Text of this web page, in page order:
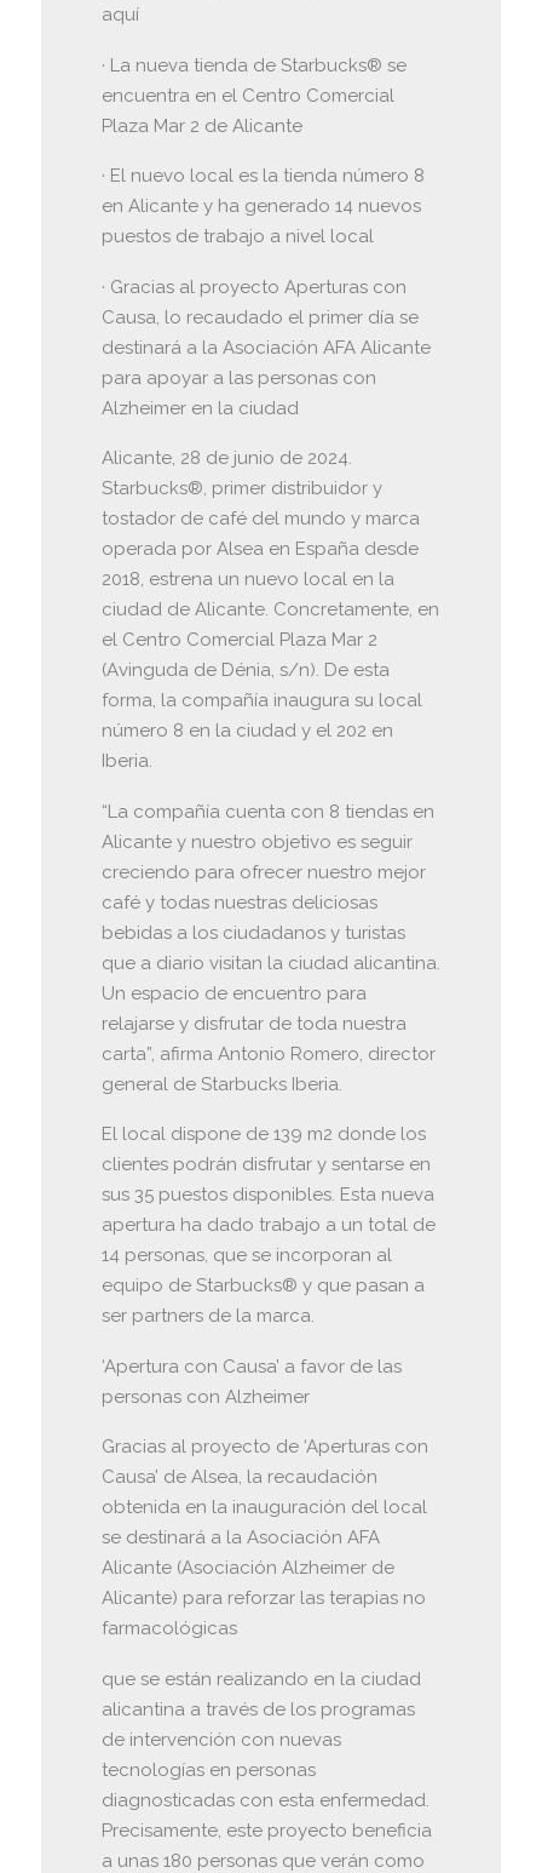
aquí
· La nueva tienda de Starbucks® se
encuentra en el Centro Comercial
Plaza Mar 2 de Alicante
· El nuevo local es la tienda número 8
en Alicante y ha generado 14 nuevos
puestos de trabajo a nivel local
· Gracias al proyecto Aperturas con
Causa, lo recaudado el primer día se
destinará a la Asociación AFA Alicante
para apoyar a las personas con
Alzheimer en la ciudad
Alicante, 28 de junio de 2024.
Starbucks®, primer distribuidor y
tostador de café del mundo y marca
operada por Alsea en España desde
2018, estrena un nuevo local en la
ciudad de Alicante. Concretamente, en
el Centro Comercial Plaza Mar 2
(Avinguda de Dénia, s/n). De esta
forma, la compañía inaugura su local
número 8 en la ciudad y el 202 en
Iberia.
“La compañía cuenta con 8 tiendas en
Alicante y nuestro objetivo es seguir
creciendo para ofrecer nuestro mejor
café y todas nuestras deliciosas
bebidas a los ciudadanos y turistas
que a diario visitan la ciudad alicantina.
Un espacio de encuentro para
relajarse y disfrutar de toda nuestra
carta”, afirma Antonio Romero, director
general de Starbucks Iberia.
El local dispone de 139 m2 donde los
clientes podrán disfrutar y sentarse en
sus 35 puestos disponibles. Esta nueva
apertura ha dado trabajo a un total de
14 personas, que se incorporan al
equipo de Starbucks® y que pasan a
ser partners de la marca.
‘Apertura con Causa’ a favor de las
personas con Alzheimer
Gracias al proyecto de ‘Aperturas con
Causa’ de Alsea, la recaudación
obtenida en la inauguración del local
se destinará a la Asociación AFA
Alicante (Asociación Alzheimer de
Alicante) para reforzar las terapias no
farmacológicas
que se están realizando en la ciudad
alicantina a través de los programas
de intervención con nuevas
tecnologías en personas
diagnosticadas con esta enfermedad.
Precisamente, este proyecto beneficia
a unas 180 personas que verán como